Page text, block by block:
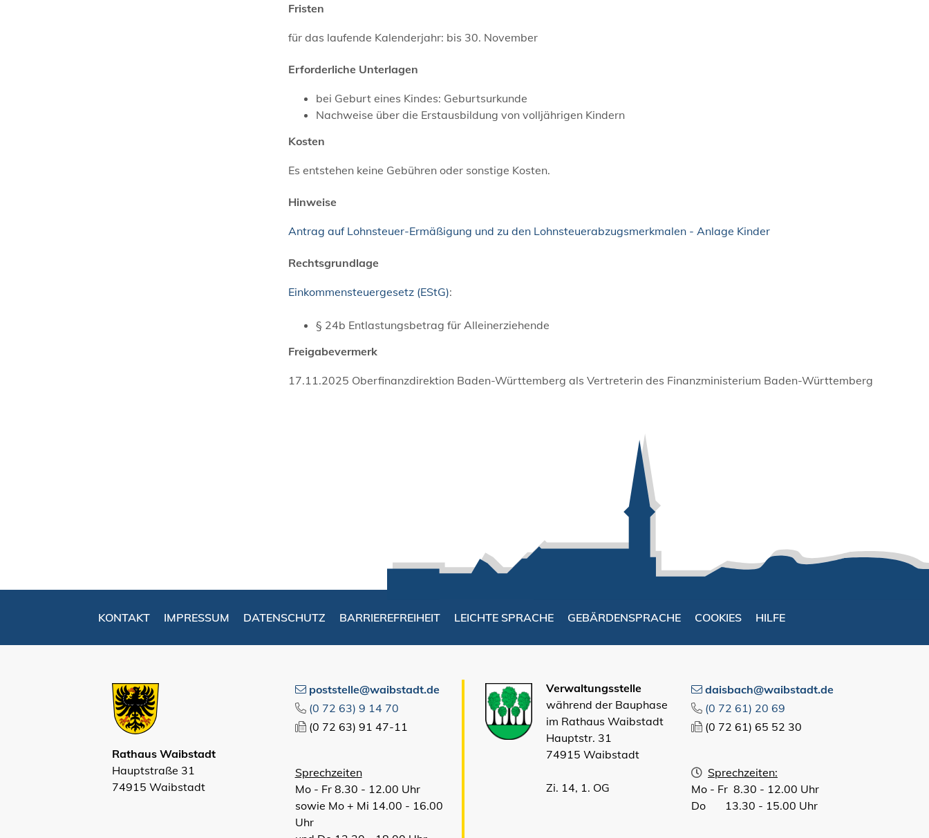
Fristen
für das laufende Kalenderjahr: bis 30. November
Erforderliche Unterlagen
bei Geburt eines Kindes: Geburtsurkunde
Nachweise über die Erstausbildung von volljährigen Kindern
Kosten
Es entstehen keine Gebühren oder sonstige Kosten.
Hinweise
Antrag auf Lohnsteuer-Ermäßigung und zu den Lohnsteuerabzugsmerkmalen - Anlage Kinder
Rechtsgrundlage
Einkommensteuergesetz (EStG):
§ 24b Entlastungsbetrag für Alleinerziehende
Freigabevermerk
17.11.2025 Oberfinanzdirektion Baden-Württemberg als Vertreterin des Finanzministerium Baden-Württemberg
KONTAKT IMPRESSUM DATENSCHUTZ BARRIEREFREIHEIT LEICHTE SPRACHE GEBÄRDENSPRACHE COOKIES HILFE
Rathaus Waibstadt
Hauptstraße 31
74915 Waibstadt
poststelle@waibstadt.de
(0 72 63) 9 14 70
(0 72 63) 91 47-11
Sprechzeiten
Mo - Fr 8.30 - 12.00 Uhr
sowie Mo + Mi 14.00 - 16.00
Uhr
Verwaltungsstelle
während der Bauphase
im Rathaus Waibstadt
Hauptstr. 31
74915 Waibstadt
Zi. 14, 1. OG
daisbach@waibstadt.de
(0 72 61) 20 69
(0 72 61) 65 52 30
Sprechzeiten:
Mo - Fr 8.30 - 12.00 Uhr
Do 13.30 - 15.00 Uhr